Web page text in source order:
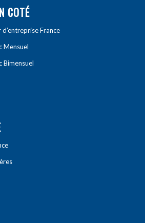
COTÉ
France
Mensuel
Bimensuel